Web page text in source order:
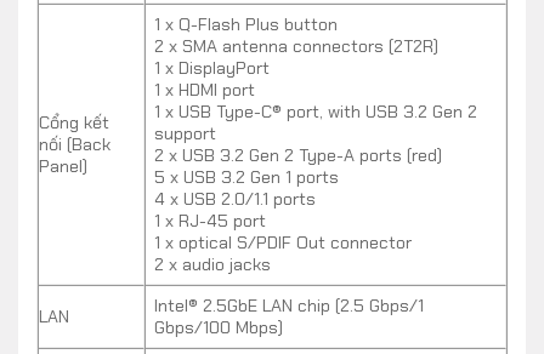
Internet siêu tốc và ổn định nhất. Tốc độ mạng với
GIGABYTE B650M AORUS ELITE AX vượt xa so với
cổng LAN thông thường khi hỗ trợ thêm cổng RJ-45
Ethernet Multi-Gig(10/100/1000/2500Mbps).
Không thể thiếu dàn I/O siêu tốc độ với các cổng USB
trên GIGABYTE B650M AORUS ELITE AX, bao gồm USB
3.2 Gen 2 Type-C ở mặt sau (hỗ trợ tốc độ 20Gb/s) và
ở mặt trên (hỗ trợ tốc độ 10Gb/s).
Nâng cao cá nhân hóa người dùng
Mainboard Gigabyte B650M AORUS ELITE AX DDR5
Cổng kết
nối (Back
Panel)
1 x Q-Flash Plus button
2 x SMA antenna connectors (2T2R)
1 x DisplayPort
1 x HDMI port
1 x USB Type-C® port, with USB 3.2 Gen 2
support
2 x USB 3.2 Gen 2 Type-A ports (red)
5 x USB 3.2 Gen 1 ports
4 x USB 2.0/1.1 ports
1 x RJ-45 port
1 x optical S/PDIF Out connector
2 x audio jacks
LAN
Intel® 2.5GbE LAN chip (2.5 Gbps/1
Gbps/100 Mbps)